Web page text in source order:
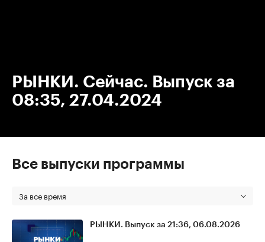
РЫНКИ. Сейчас. Выпуск за
08:35, 27.04.2024
Все выпуски программы
За все время
РЫНКИ. Выпуск за 21:36, 06.08.2026